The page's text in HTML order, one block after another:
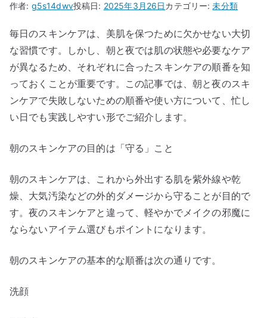
作者: g5s14dwv投稿日: 2025年3月26日カテゴリー:未分類
毎日のスキンケアは、美肌を保つために欠かせない大切
な習慣です。しかし、朝と夜では肌の状態や必要なケア
が異なるため、それぞれに合ったスキンケアの順番を知
っておくことが重要です。この記事では、朝と夜のスキ
ンケアで失敗しないための順番や使い方について、忙し
い日でも実践しやすい形でご紹介します。
朝のスキンケアの目的は「守る」こと
朝のスキンケアは、これから外出する肌を紫外線や乾
燥、大気汚染などの外的ダメージから守ることが目的で
す。夜のスキンケアと違って、軽やかでメイクの邪魔に
ならないアイテム選びもポイントになります。
朝のスキンケアの基本的な順番は次の通りです。
洗顔